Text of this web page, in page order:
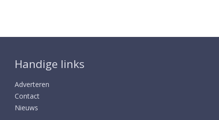
Handige links
Adverteren
Contact
Nieuws